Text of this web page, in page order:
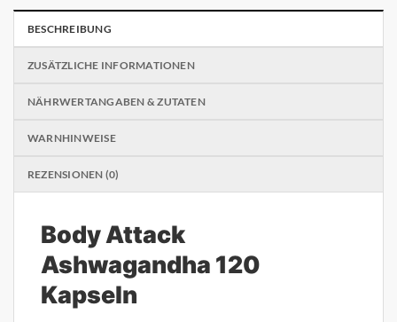
BESCHREIBUNG
ZUSÄTZLICHE INFORMATIONEN
NÄHRWERTANGABEN & ZUTATEN
WARNHINWEISE
REZENSIONEN (0)
Body Attack
Ashwagandha 120
Kapseln